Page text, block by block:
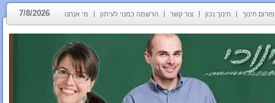
פורום חינוך חינוך נכון צור קשר הרשמה כמנוי לעיתון מי אנחנו 7/8/2026